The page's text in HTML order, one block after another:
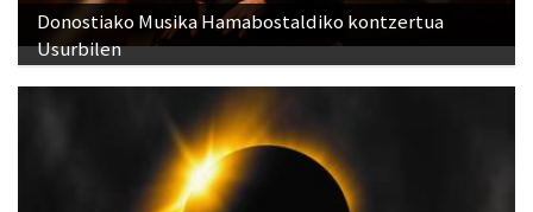
Donostiako Musika Hamabostaldiko kontzertua
Usurbilen